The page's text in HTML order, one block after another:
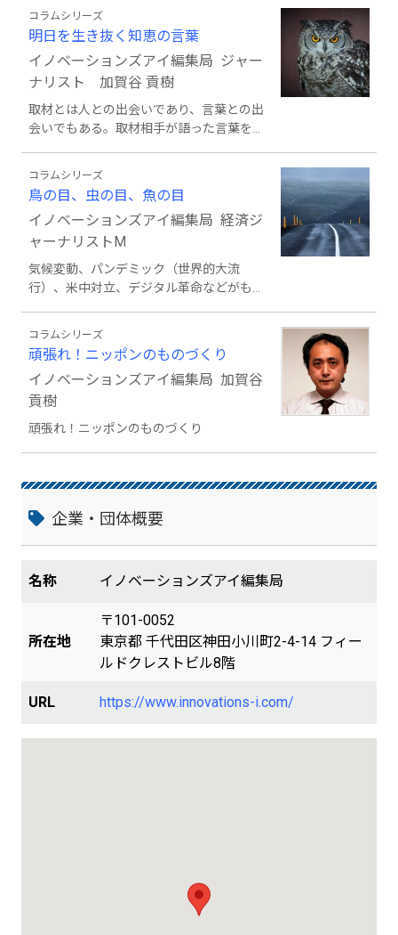
ます。ただ、コロナ禍以前から起きていた
変化、例えば人口減少やグローバル化、デ
ジタル化といった動きや脱炭素をはじめと
する環境対策などがより進んでいく、とい
うした変化の中で何をするのかをみつけだ
すのは容易ではありません。だからといっ
て、そのままにしておくわけにもいかな
い。本稿は、そんなコロナ後の経済社会を
乗り切るための試行錯誤をテーマとし、随
所で繰り広げられる取り組みや現象につい
て、思い付きや独断と偏見で言及するもの
です。
コラムシリーズ
明日を生き抜く知恵の言葉
イノベーションズアイ編集局 ジャー
ナリスト 加賀谷 貢樹
取材とは人との出会いであり、言葉との出
会いでもある。取材相手が語った言葉を文
きを今日的な文脈に置き換え、明日を生き
抜くためのどんな教訓が読み取れるのかを
考えてみたい。
コラムシリーズ
鳥の目、虫の目、魚の目
イノベーションズアイ編集局 経済ジ
ャーナリストM
気候変動、パンデミック（世界的大流
行）、米中対立、デジタル革命などがもた
「鳥の目」、目線を低くして近づいてみる
「虫の目」、流れを見る「魚の目」、つま
り視野の広さ、現場主義、時流を見極める
力が求められます。顧客や社会から支持さ
きます。
コラムシリーズ
頑張れ！ニッポンのものづくり
イノベーションズアイ編集局 加賀谷
貢樹
頑張れ！ニッポンのものづくり
企業・団体概要
名称 イノベーションズアイ編集局
所在地
〒101-0052
東京都 千代田区神田小川町2-4-14 フィー
ルドクレストビル8階
URL https://www.innovations-i.com/